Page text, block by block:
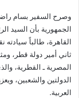
وصرح السفير بسام
الجمهورية بأن السيد
القاهرة، طالباً
ثاني أمير دولة قطر،
المصرية ـ القطرية،
الدولتين والشعبين،
العربية.